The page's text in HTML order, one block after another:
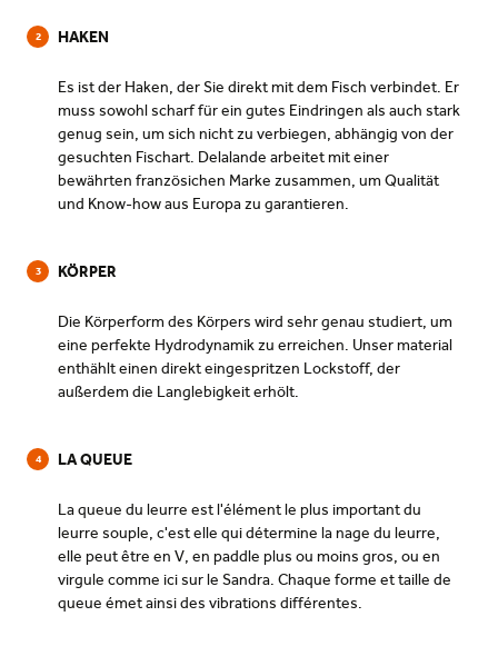
2 HAKEN
Es ist der Haken, der Sie direkt mit dem Fisch verbindet. Er
muss sowohl scharf für ein gutes Eindringen als auch stark
genug sein, um sich nicht zu verbiegen, abhängig von der
gesuchten Fischart. Delalande arbeitet mit einer
bewährten französichen Marke zusammen, um Qualität
und Know-how aus Europa zu garantieren.
3 KÖRPER
Die Körperform des Körpers wird sehr genau studiert, um
eine perfekte Hydrodynamik zu erreichen. Unser material
enthählt einen direkt eingespritzen Lockstoff, der
außerdem die Langlebigkeit erhölt.
4 LA QUEUE
La queue du leurre est l'élément le plus important du
leurre souple, c'est elle qui détermine la nage du leurre,
elle peut être en V, en paddle plus ou moins gros, ou en
virgule comme ici sur le Sandra. Chaque forme et taille de
queue émet ainsi des vibrations différentes.